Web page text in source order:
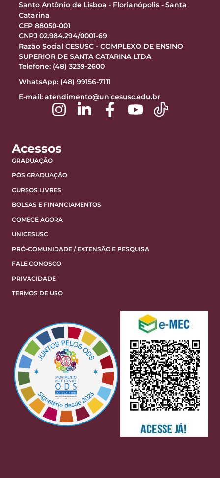
Santo Antônio de Lisboa - Florianópolis - Santa
Catarina
CEP 88050-001
CNPJ 02.984.294/0001-69
Razão Social CESUSC - COMPLEXO DE ENSINO
SUPERIOR DE SANTA CATARINA LTDA
Telefone: (48) 3239-2600
WhatsApp: (48) 99156-7111
E-mail: atendimento@unicesusc.edu.br
Acessos
GRADUAÇÃO
PÓS GRADUAÇÃO
CURSOS LIVRES
BOLSAS E FINANCIAMENTOS
COMECE AGORA
UNICESUSC
PRÓ-COMUNIDADE / EXTENSÃO E PESQUISA
FALE CONOSCO
PRIVACIDADE
TERMOS DE USO